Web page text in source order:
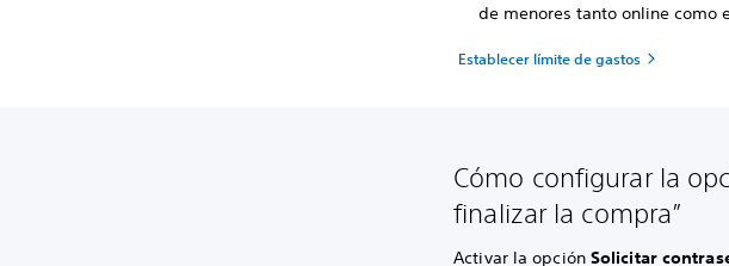
de menores tanto online como
Establecer límite de gastos
Cómo configurar la
finalizar la compra”
Activar la opción Solicitar